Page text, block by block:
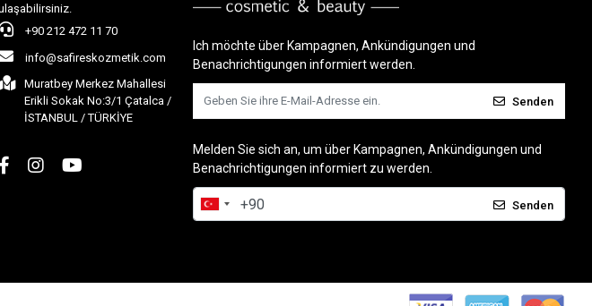
+90 212 472 11 70
info@safireskozmetik.com
Muratbey Merkez Mahallesi
Erikli Sokak No:3/1 Çatalca /
İSTANBUL / TÜRKİYE
Ich möchte über Kampagnen, Ankündigungen und
Benachrichtigungen informiert werden.
Senden
Melden Sie sich an, um über Kampagnen, Ankündigungen und
Benachrichtigungen informiert zu werden.
Senden